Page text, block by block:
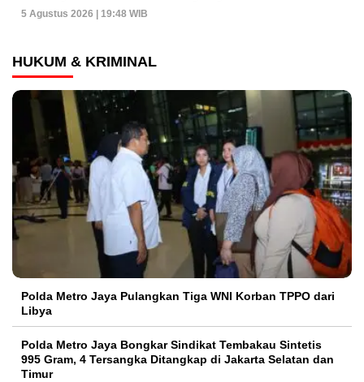
5 Agustus 2026 | 19:48 WIB
HUKUM & KRIMINAL
Polda Metro Jaya Pulangkan Tiga WNI Korban TPPO dari
Libya
Polda Metro Jaya Bongkar Sindikat Tembakau Sintetis
995 Gram, 4 Tersangka Ditangkap di Jakarta Selatan dan
Timur